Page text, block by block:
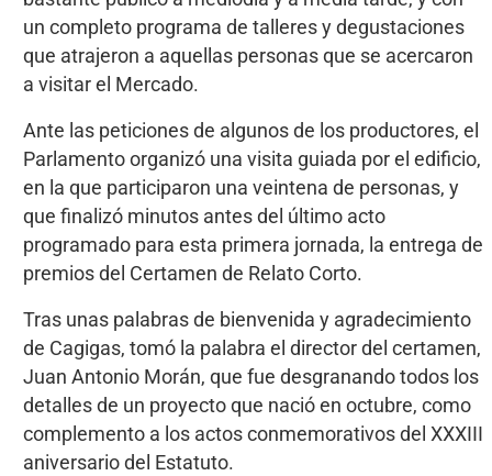
un completo programa de talleres y degustaciones
que atrajeron a aquellas personas que se acercaron
a visitar el Mercado.
Ante las peticiones de algunos de los productores, el
Parlamento organizó una visita guiada por el edificio,
en la que participaron una veintena de personas, y
que finalizó minutos antes del último acto
programado para esta primera jornada, la entrega de
premios del Certamen de Relato Corto.
Tras unas palabras de bienvenida y agradecimiento
de Cagigas, tomó la palabra el director del certamen,
Juan Antonio Morán, que fue desgranando todos los
detalles de un proyecto que nació en octubre, como
complemento a los actos conmemorativos del XXXIII
aniversario del Estatuto.